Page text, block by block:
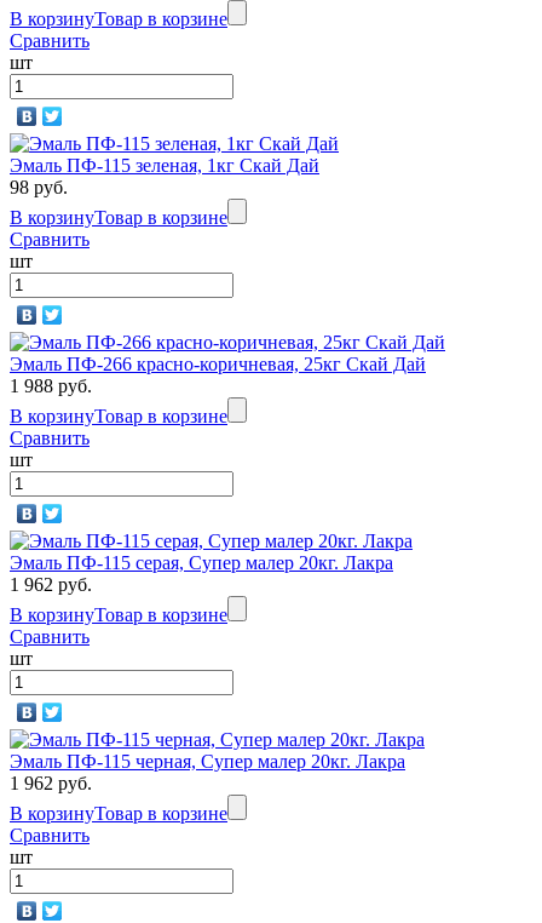
В корзинуТовар в корзине
Сравнить
шт
Эмаль ПФ-115 зеленая, 1кг Скай Дай
98 руб.
В корзинуТовар в корзине
Сравнить
шт
Эмаль ПФ-266 красно-коричневая, 25кг Скай Дай
1 988 руб.
В корзинуТовар в корзине
Сравнить
шт
Эмаль ПФ-115 серая, Супер малер 20кг. Лакра
1 962 руб.
В корзинуТовар в корзине
Сравнить
шт
Эмаль ПФ-115 черная, Супер малер 20кг. Лакра
1 962 руб.
В корзинуТовар в корзине
Сравнить
шт